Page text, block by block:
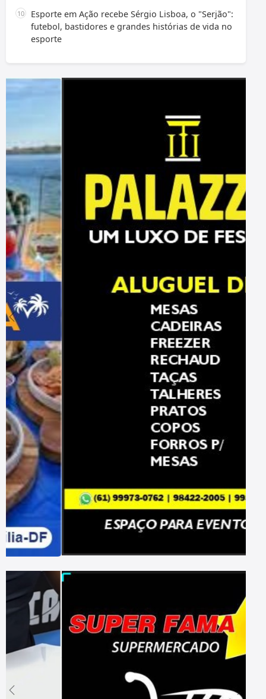
Esporte em Ação recebe Sérgio Lisboa, o "Serjão":
futebol, bastidores e grandes histórias de vida no
esporte